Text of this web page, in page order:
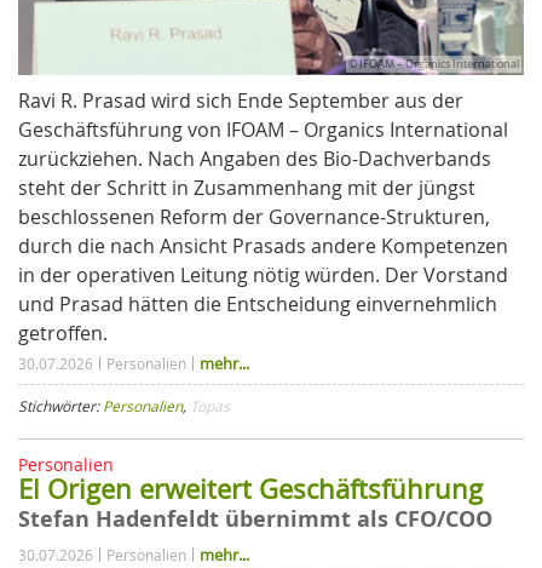
© IFOAM – Organics International
Ravi R. Prasad wird sich Ende September aus der
Geschäftsführung von IFOAM – Organics International
zurückziehen. Nach Angaben des Bio-Dachverbands
steht der Schritt in Zusammenhang mit der jüngst
beschlossenen Reform der Governance-Strukturen,
durch die nach Ansicht Prasads andere Kompetenzen
in der operativen Leitung nötig würden. Der Vorstand
und Prasad hätten die Entscheidung einvernehmlich
getroffen.
30.07.2026 Personalien mehr...
Stichwörter:Personalien, Topas
Personalien
El Origen erweitert Geschäftsführung
Stefan Hadenfeldt übernimmt als CFO/COO
30.07.2026 Personalien mehr...